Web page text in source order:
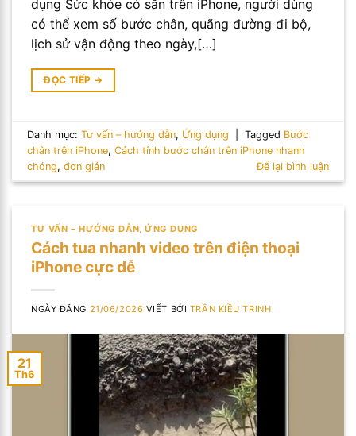
dụng Sức khỏe có sẵn trên iPhone, người dùng
có thể xem số bước chân, quãng đường đi bộ,
lịch sử vận động theo ngày,[…]
ĐỌC TIẾP →
Danh mục:Tư vấn – hướng dẫn, Ứng dụng Tagged Bước
chân trên iPhone,Cách tính bước chân trên iPhone nhanh
chóng,đơn giản Để lại bình luận
TƯ VẤN – HƯỚNG DẪN,ỨNG DỤNG
Cách tua nhanh video trên điện thoại
iPhone cực dễ
NGÀY ĐĂNG 21/06/2026 VIẾT BỞI TRẦN KIỀU TRINH
21
Th6